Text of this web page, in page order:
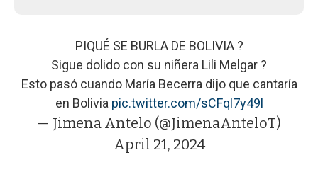
PIQUÉ SE BURLA DE BOLIVIA ?
Sigue dolido con su niñera Lili Melgar ?
Esto pasó cuando María Becerra dijo que cantaría
en Bolivia pic.twitter.com/sCFql7y49l
— Jimena Antelo (@JimenaAnteloT)
April 21, 2024